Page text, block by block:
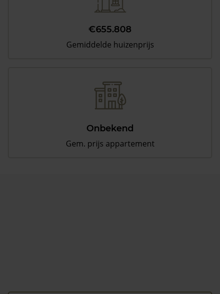
€655.808
Gemiddelde huizenprijs
Onbekend
Gem. prijs appartement